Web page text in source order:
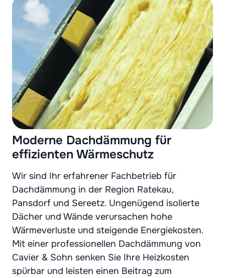
Moderne Dachdämmung für
effizienten Wärmeschutz
Wir sind Ihr erfahrener Fachbetrieb für
Dachdämmung in der Region Ratekau,
Pansdorf und Sereetz. Ungenügend isolierte
Dächer und Wände verursachen hohe
Wärmeverluste und steigende Energiekosten.
Mit einer professionellen Dachdämmung von
Cavier & Sohn senken Sie Ihre Heizkosten
spürbar und leisten einen Beitrag zum